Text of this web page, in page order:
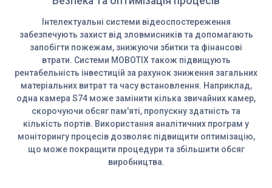
Інтелектуальні системи відеоспостереження
забезпечують захист від зловмисників та допомагають
запобігти пожежам, знижуючи збитки та фінансові
втрати. Системи MOBOTIX також підвищують
рентабельність інвестицій за рахунок зниження загальних
матеріальних витрат та часу встановлення. Наприклад,
одна камера S74 може замінити кілька звичайних камер,
скорочуючи обсяг пам'яті, пропускну здатність та
кількість портів. Використання аналітичних програм у
моніторингу процесів дозволяє підвищити оптимізацію,
що може покращити процедури та збільшити обсяг
виробництва.